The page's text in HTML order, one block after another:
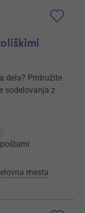
dela? Pridružite
sodelovanja z
mesta